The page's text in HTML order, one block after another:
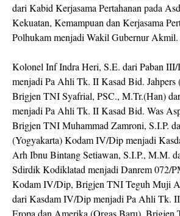
dari Kabid Kerjasama Pertahanan pada
Kekuatan, Kemampuan dan Kerjasama
Polhukam menjadi Wakil Gubernur Akmil.
Kolonel Inf Indra Heri, S.E. dari Paban III/
menjadi Pa Ahli Tk. II Kasad Bid. Jahpers
Brigjen TNI Syafrial, PSC., M.Tr.(Han)
menjadi Pa Ahli Tk. II Kasad Bid. Was
Brigjen TNI Muhammad Zamroni, S.I.P.
(Yogyakarta) Kodam IV/Dip menjadi
Arh Ibnu Bintang Setiawan, S.I.P., M.M.
Sdirdik Kodiklatad menjadi Danrem 072/
Kodam IV/Dip, Brigjen TNI Teguh Muji
dari Kasdam IV/Dip menjadi Pa Ahli Tk.
Eropa dan Amerika (Orgas Baru), Brigjen